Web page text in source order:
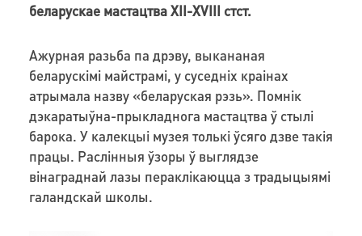
беларускае мастацтва XII-XVIII стст.
Ажурная разьба па дрэву, выкананая
беларускімі майстрамі, у суседніх краінах
атрымала назву «беларуская рэзь». Помнік
дэкаратыўна-прыкладнога мастацтва ў стылі
барока. У калекцыі музея толькі ўсяго дзве такія
працы. Раслінныя ўзоры ў выглядзе
вінаграднай лазы пераклікаюцца з традыцыямі
галандскай школы.